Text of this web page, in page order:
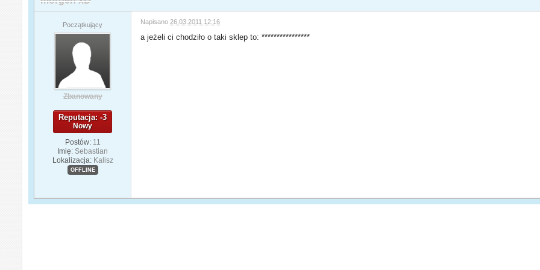
Początkujący
Zbanowany
Reputacja: -3
Nowy
Postów: 11
Imię: Sebastian
Lokalizacja: Kalisz
OFFLINE
Napisano 26.03.2011 12:16
a jeżeli ci chodziło o taki sklep to: ****************